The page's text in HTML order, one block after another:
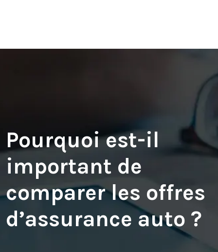
Pourquoi est-il
important de
comparer les offres
d’assurance auto ?